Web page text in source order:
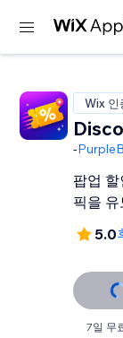
Wix 인
-
팝업
픽을
5.0
7일 무